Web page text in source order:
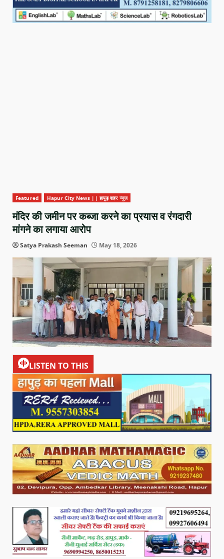
Featured Hapur City News || हापुड़ शहर न्यूज़
मंदिर की जमीन पर कब्जा करने का प्रयास व रंगदारी
मांगने का लगाया आरोप
Satya Prakash Seeman May 18, 2026
LISTEN TO THIS